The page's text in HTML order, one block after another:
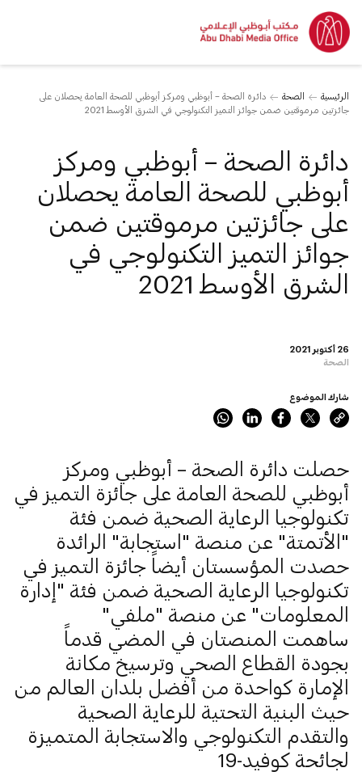
الرئيسية الصحة
دائرة الصحة – أبوظبي ومركز أبوظبي للصحة العامة يحصلان على
جائزتين مرموقتين ضمن جوائز التميز التكنولوجي في الشرق الأوسط 2021
26 أكتوبر 2021
الصحة
دائرة الصحة – أبوظبي ومركز
أبوظبي للصحة العامة يحصلان
على جائزتين مرموقتين ضمن
جوائز التميز التكنولوجي في
الشرق الأوسط 2021
حصلت دائرة الصحة – أبوظبي ومركز
أبوظبي للصحة العامة على جائزة التميز في
تكنولوجيا الرعاية الصحية ضمن فئة
"الأتمتة" عن منصة "استجابة" الرائدة
حصدت المؤسستان أيضاً جائزة التميز في
تكنولوجيا الرعاية الصحية ضمن فئة "إدارة
المعلومات" عن منصة "ملفي"
ساهمت المنصتان في المضي قدماً
بجودة القطاع الصحي وترسيخ مكانة
الإمارة كواحدة من أفضل بلدان العالم من
حيث البنية التحتية للرعاية الصحية
والتقدم التكنولوجي والاستجابة المتميزة
لجائحة كوفيد-19
شارك الموضوع